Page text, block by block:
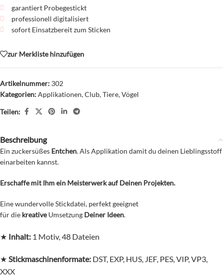
garantiert Probegestickt
professionell digitalisiert
sofort Einsatzbereit zum Sticken
zur Merkliste hinzufügen
Artikelnummer: 302
Kategorien:Applikationen,Club,Tiere,Vögel
Teilen:
Beschreibung
Ein zuckersüßes Entchen. Als Applikation damit du deinen Lieblingsstoff
einarbeiten kannst.
Erschaffe mit Ihm ein Meisterwerk auf Deinen Projekten.
Eine wundervolle Stickdatei, perfekt geeignet
für die kreativeUmsetzung Deiner Ideen.
★ Inhalt: 1 Motiv, 48 Dateien
★ Stickmaschinenformate: DST, EXP, HUS, JEF, PES, VIP, VP3,
XXX